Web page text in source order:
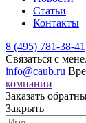
Статьи
Контакты
8 (495) 781-38-41
Связаться с
info@caub.ru
компании
Заказать
Закрыть